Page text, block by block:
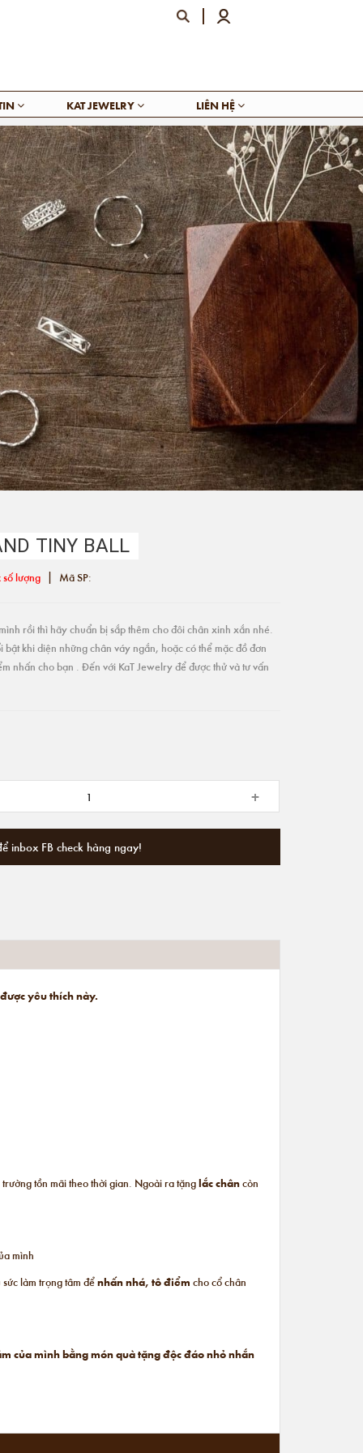
KAT JEWELRY LIÊN HỆ
TINY BALL
số lượng | Mã SP:
rồi thì hãy chuẩn bị sắp thêm cho đôi chân xinh xắn nhé.
khi diện những chân váy ngắn, hoặc có thể mặc đồ đơn
nhấn cho bạn . Đến với KaT Jewelry để được thử và tư vấn
+
inbox FB check hàng ngay!
yêu thích này.
tồn mãi theo thời gian. Ngoài ra tặnglắc châncòn
mình
làm trọng tâm đểnhấn nhá, tô điểmcho cổ chân
của mình bằng món quà tặng độc đáo nhỏ nhắn